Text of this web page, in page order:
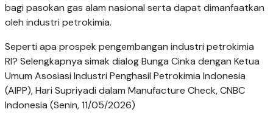
bagi pasokan gas alam nasional serta dapat dimanfaatkan
oleh industri petrokimia.
Seperti apa prospek pengembangan industri petrokimia
RI? Selengkapnya simak dialog Bunga Cinka dengan Ketua
Umum Asosiasi Industri Penghasil Petrokimia Indonesia
(AIPP), Hari Supriyadi dalam Manufacture Check, CNBC
Indonesia (Senin, 11/05/2026)